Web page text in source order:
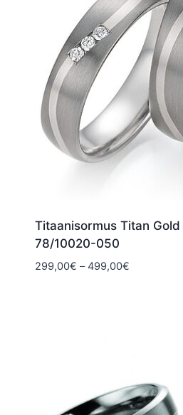
Titaanisormus Titan
78/10020-050
299,00€ – 499,00€Hintaluokka: